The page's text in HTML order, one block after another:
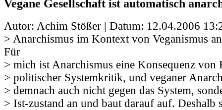
Vegane Gesellschaft ist automatisch
Autor: Achim Stößer | Datum: 12.04.2006
> Anarchismus im Kontext von Veganismus
Für
> mich ist Anarchismus eine Konsequenz von
> politischer Systemkritik, und veganer
> demnach auch nicht gegen das System,
> Ist-zustand an und baut darauf auf. Deshalb